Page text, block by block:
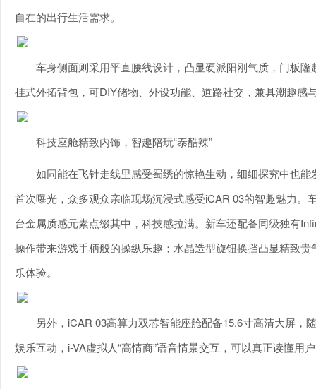
自在的出行生活需求。
车身侧面则采用平直腰线设计，凸显硬派阳刚气质，门板
挂式外拓背包，可DIY储物、外设功能、道路社交，兼具潮趣感
科技座舱精致内饰，智趣陪玩“泰酷辣”
如同能在飞针走线里感受蜀绣的惊艳生动，细细探究中也
首次曝光，众多观众亲临现场沉浸式感受iCAR 03的智趣魅力
台金属质感元素点缀其中，科技感拉满。新车还配备同级独有
操作带来游戏手柄般的操纵乐趣；水晶造型旋钮换挡凸显精致
乐体验。
另外，iCAR 03高算力双芯智能座舱配备15.6寸高清大屏，
娱乐互动，i-VA虚拟人“高情商”语音情景交互，可以真正读懂用